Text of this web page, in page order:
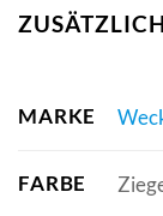
MARKE
FARBE